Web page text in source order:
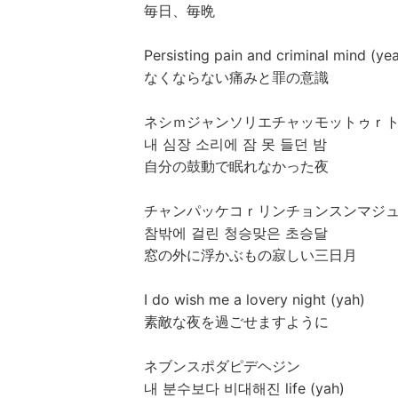
毎日、毎晩
Persisting pain and criminal mind
なくならない痛みと罪の意識
ネシｍジャンソリエチャッモットゥｒ
내 심장 소리에 잠 못 들던 밤
自分の鼓動で眠れなかった夜
チャンパッケコｒリンチョンスンマジ
참밖에 걸린 청승맞은 초승달
窓の外に浮かぶもの寂しい三日月
I do wish me a lovery night (yah)
素敵な夜を過ごせますように
ネブンスポダピデヘジン
내 분수보다 비대해진 life (yah)